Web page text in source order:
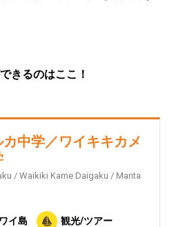
きるのはここ！
中学／ワイキキカメ
/ Waikiki Kame Daigaku / Manta
イ島 観光/ツアー